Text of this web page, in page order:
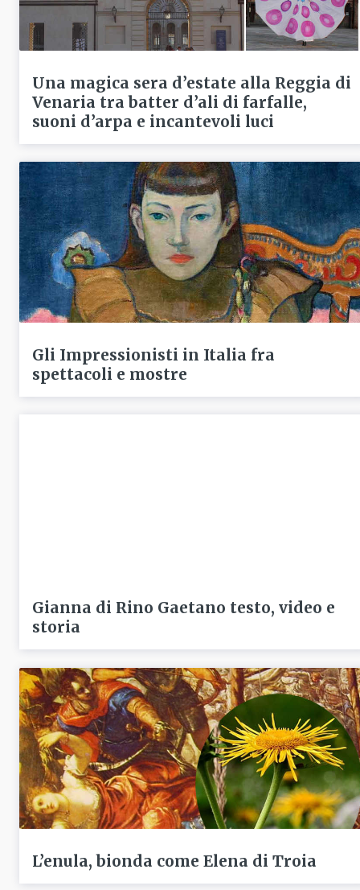
Una magica sera d’estate alla Reggia di
Venaria tra batter d’ali di farfalle,
suoni d’arpa e incantevoli luci
Gli Impressionisti in Italia fra
spettacoli e mostre
Gianna di Rino Gaetano testo, video e
storia
L’enula, bionda come Elena di Troia